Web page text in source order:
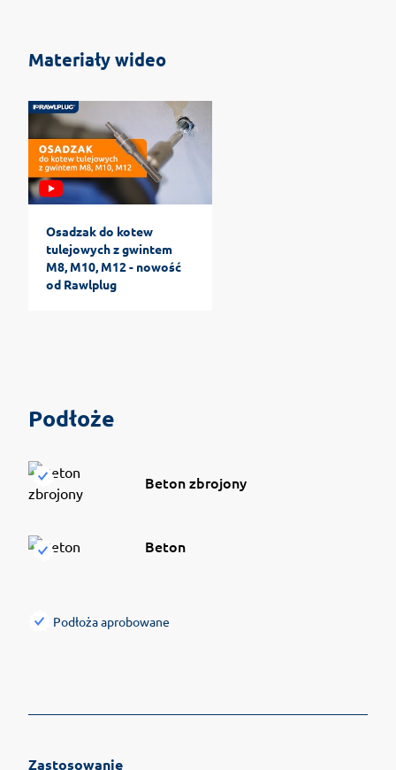
Materiały wideo
Osadzak do kotew
tulejowych z gwintem
M8, M10, M12 - nowość
od Rawlplug
Podłoże
Beton zbrojony
Beton
Podłoża aprobowane
Zastosowanie